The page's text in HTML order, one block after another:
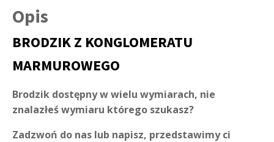
Opis
BRODZIK Z KONGLOMERATU
MARMUROWEGO
Brodzik dostępny w wielu wymiarach, nie
znalazłeś wymiaru którego szukasz?
Zadzwoń do nas lub napisz, przedstawimy ci